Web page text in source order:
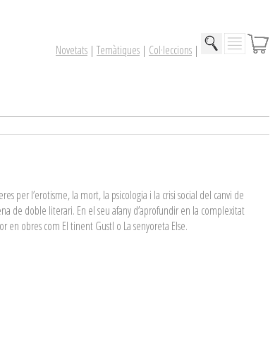
Novetats | Temàtiques | Col·leccions |
per l’erotisme, la mort, la psicologia i la crisi social del canvi de
de doble literari. En el seu afany d’aprofundir en la complexitat
en obres com El tinent Gustl o La senyoreta Else.